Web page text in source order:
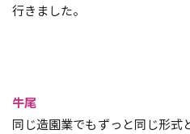
行きました。
牛尾
同じ造園業でもずっと同じ形式